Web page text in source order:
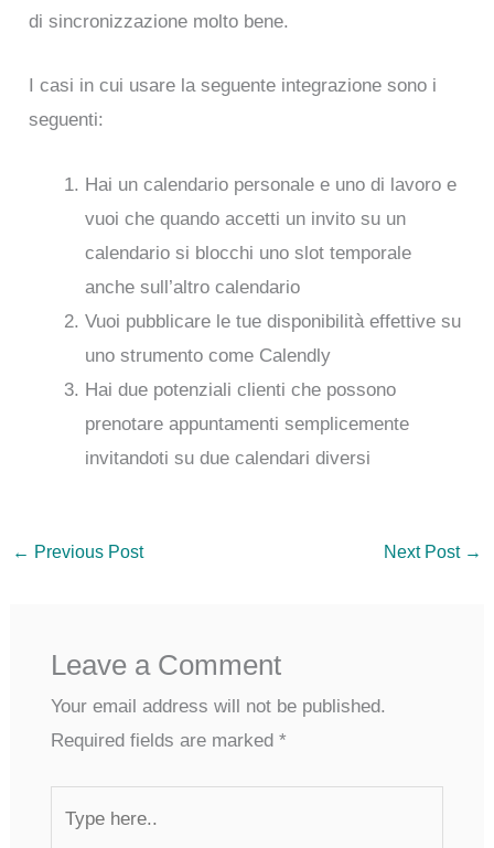
di sincronizzazione molto bene.
I casi in cui usare la seguente integrazione sono i
seguenti:
Hai un calendario personale e uno di lavoro e
vuoi che quando accetti un invito su un
calendario si blocchi uno slot temporale
anche sull’altro calendario
Vuoi pubblicare le tue disponibilità effettive su
uno strumento come Calendly
Hai due potenziali clienti che possono
prenotare appuntamenti semplicemente
invitandoti su due calendari diversi
← Previous Post Next Post →
Leave a Comment
Your email address will not be published.
Required fields are marked *
here..